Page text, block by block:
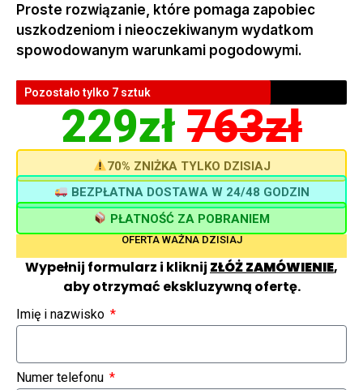
Proste rozwiązanie, które pomaga zapobiec
uszkodzeniom i nieoczekiwanym wydatkom
spowodowanym warunkami pogodowymi.
Pozostało tylko 7 sztuk
229zł 763zł
70% ZNIŻKA TYLKO DZISIAJ
BEZPŁATNA DOSTAWA W 24/48 GODZIN
PŁATNOŚĆ ZA POBRANIEM
OFERTA WAŻNA DZISIAJ
Wypełnij formularz i kliknij ZŁÓŻ ZAMÓWIENIE,
aby otrzymać ekskluzywną ofertę.
Imię i nazwisko
Numer telefonu